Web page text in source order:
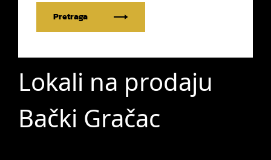
Pretraga
Lokali na prodaju
Bački Gračac